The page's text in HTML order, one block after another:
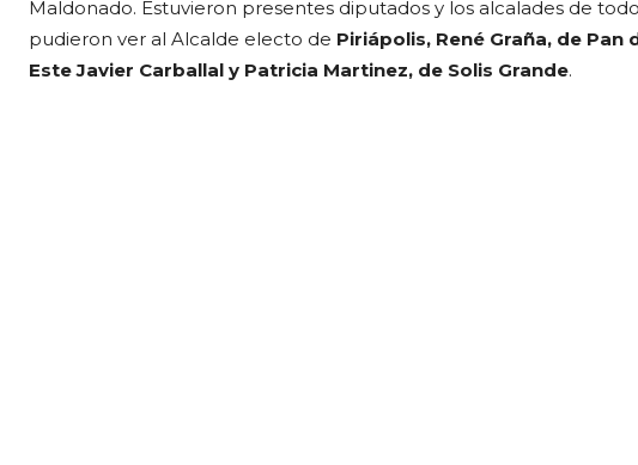
Maldonado. Estuvieron presentes diputados y los alcalades de
pudieron ver al Alcalde electo de Piriápolis, René Graña, de
Este Javier Carballal y Patricia Martinez, de Solis Grande.